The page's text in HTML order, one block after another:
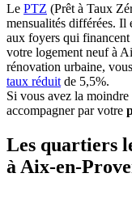
Le PTZ (Prêt à Taux
mensualités différées. Il
aux foyers qui
votre logement neuf à
rénovation urbaine,
taux réduit de 5,5%.
Si vous avez la
accompagner par votre
Les quartiers
à Aix-en-